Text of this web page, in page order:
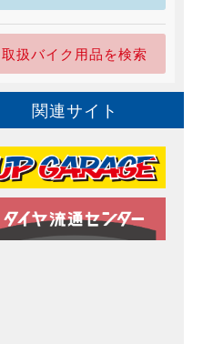
取扱バイク用品を検索
関連サイト